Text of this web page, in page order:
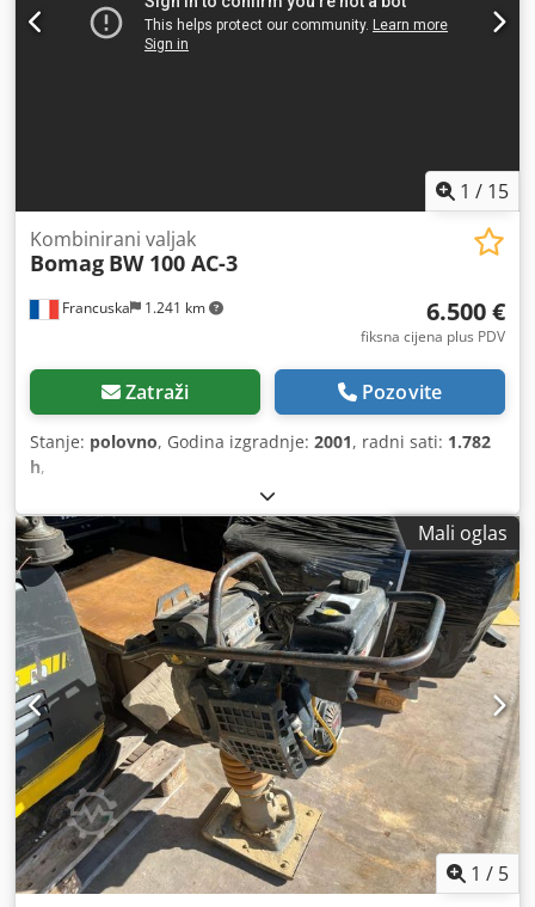
1 / 15
Francuska 1.241 km
Kombinirani valjak
Bomag BW 100 AC-3
6.500 €
fiksna cijena plus PDV
Zatraži Pozovite
Stanje: polovno, Godina izgradnje: 2001, radni sati: 1.782
h,
Mali oglas
1 / 5